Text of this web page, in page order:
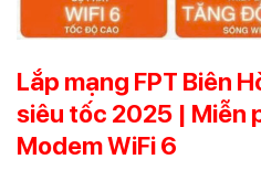
Lắp mạng FPT Biên
siêu tốc 2025 | Miễn
Modem WiFi 6